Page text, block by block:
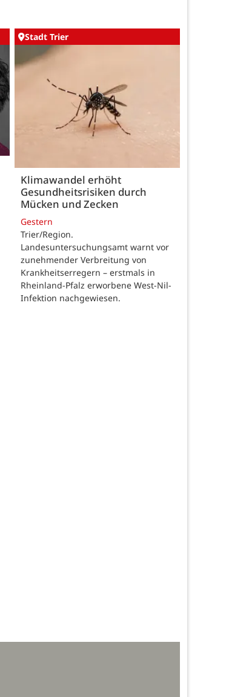
Stadt Trier
Klimawandel erhöht
Gesundheitsrisiken durch
Mücken und Zecken
Gestern
Trier/Region.
Landesuntersuchungsamt warnt vor
zunehmender Verbreitung von
Krankheitserregern – erstmals in
Rheinland-Pfalz erworbene West-Nil-
Infektion nachgewiesen.